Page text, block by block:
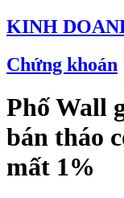
KINH
Chứng khoán
Phố Wall
bán tháo
mất 1%